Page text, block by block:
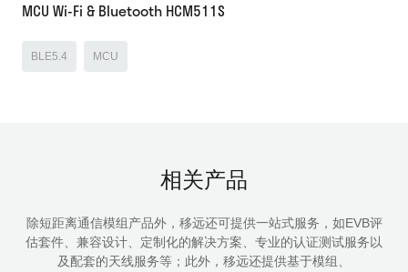
MCU Wi-Fi & Bluetooth HCM511S
BLE5.4 MCU
相关产品
除短距离通信模组产品外，移远还可提供一站式服务，如EVB评
估套件、兼容设计、定制化的解决方案、专业的认证测试服务以
及配套的天线服务等；此外，移远还提供基于模组、